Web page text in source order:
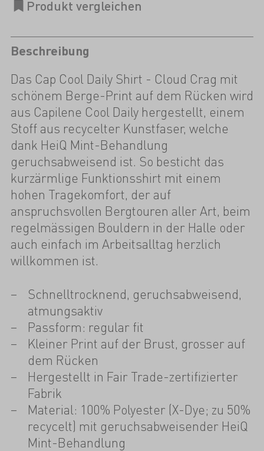
Beschreibung
Das Cap Cool Daily Shirt - Cloud Crag mit
schönem Berge-Print auf dem Rücken wird
aus Capilene Cool Daily hergestellt, einem
Stoff aus recycelter Kunstfaser, welche
dank HeiQ Mint-Behandlung
geruchsabweisend ist. So besticht das
kurzärmlige Funktionsshirt mit einem
hohen Tragekomfort, der auf
anspruchsvollen Bergtouren aller Art, beim
regelmässigen Bouldern in der Halle oder
auch einfach im Arbeitsalltag herzlich
willkommen ist.
Schnelltrocknend, geruchsabweisend,
atmungsaktiv
Passform: regular fit
Kleiner Print auf der Brust, grosser auf
dem Rücken
Hergestellt in Fair Trade-zertifizierter
Fabrik
Material: 100% Polyester (X-Dye; zu 50%
recycelt) mit geruchsabweisender HeiQ
Mint-Behandlung